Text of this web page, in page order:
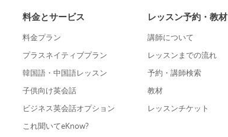
料金とサービス
料金プラン
プラスネイティブプラン
韓国語・中国語レッスン
子供向け英会話
ビジネス英会話オプション
これ聞いてeKnow?
レッスン予約・教材
講師について
レッスンまでの流れ
予約・講師検索
教材
レッスンチケット